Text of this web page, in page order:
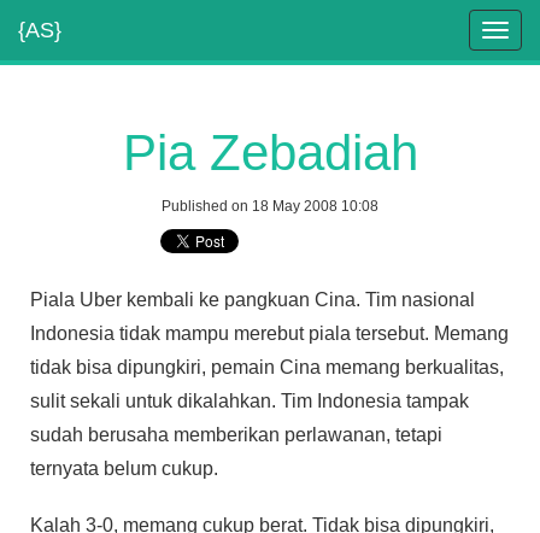
{AS}
Pia Zebadiah
Published on 18 May 2008 10:08
Piala Uber kembali ke pangkuan Cina. Tim nasional
Indonesia tidak mampu merebut piala tersebut. Memang
tidak bisa dipungkiri, pemain Cina memang berkualitas,
sulit sekali untuk dikalahkan. Tim Indonesia tampak
sudah berusaha memberikan perlawanan, tetapi
ternyata belum cukup.
Kalah 3-0, memang cukup berat. Tidak bisa dipungkiri,